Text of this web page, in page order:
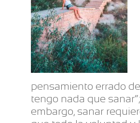
pensamiento errado
tengo nada que
embargo, sanar